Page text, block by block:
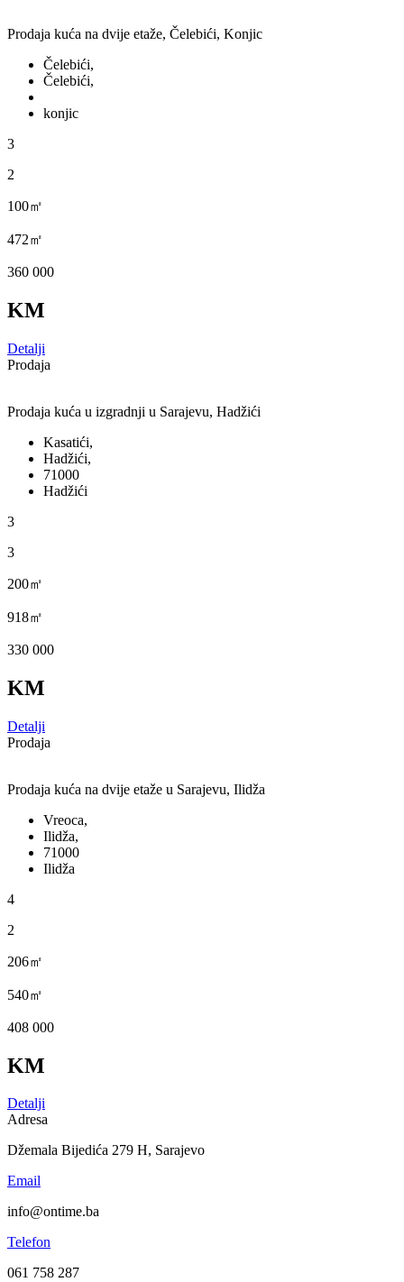
Prodaja kuća na dvije etaže, Čelebići, Konjic
Čelebići,
Čelebići,
konjic
3
2
100㎡
472㎡
360 000
KM
Detalji
Prodaja
Prodaja kuća u izgradnji u Sarajevu, Hadžići
Kasatići,
Hadžići,
71000
Hadžići
3
3
200㎡
918㎡
330 000
KM
Detalji
Prodaja
Prodaja kuća na dvije etaže u Sarajevu, Ilidža
Vreoca,
Ilidža,
71000
Ilidža
4
2
206㎡
540㎡
408 000
KM
Detalji
Adresa
Džemala Bijedića 279 H, Sarajevo
Email
info@ontime.ba
Telefon
061 758 287